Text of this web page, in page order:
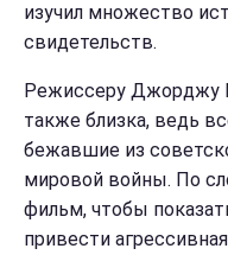
изучил множество
свидетельств.
Режиссеру Джорджу
также близка, ведь
бежавшие из
мировой войны. По
фильм, чтобы
привести